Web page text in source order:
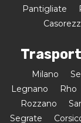
Pantigliate
Milano
Legnano
Rho
Rozzano
Segrate